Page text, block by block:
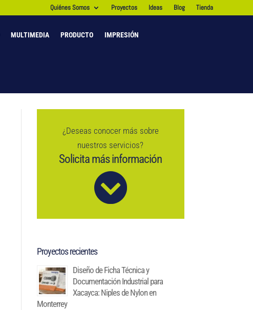
Quiénes Somos Proyectos Ideas Blog Tienda
MULTIMEDIA PRODUCTO IMPRESIÓN
¿Deseas conocer más sobre
nuestros servicios?
Solicita más información
Proyectos recientes
Diseño de Ficha Técnica y
Documentación Industrial para
Xacayca: Niples de Nylon en
Monterrey